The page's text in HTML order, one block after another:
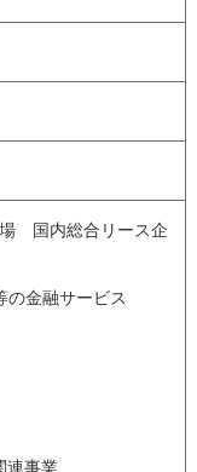
国内総合リース企
の金融サービス
連事業